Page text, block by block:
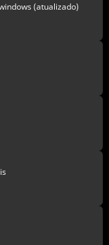
(atualizado)